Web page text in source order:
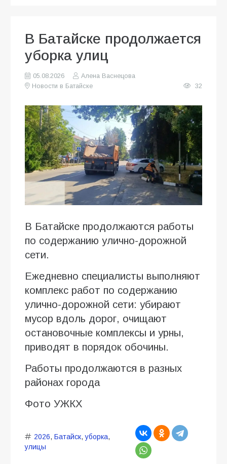
В Батайске продолжается
уборка улиц
05.08.2026
Алена Васнецова
Новости в Батайске
32
В Батайске продолжаются работы
по содержанию улично-дорожной
сети.
Ежедневно специалисты выполняют
комплекс работ по содержанию
улично-дорожной сети: убирают
мусор вдоль дорог, очищают
остановочные комплексы и урны,
приводят в порядок обочины.
Работы продолжаются в разных
районах города
Фото УЖКХ
2026, Батайск,уборка,
улицы